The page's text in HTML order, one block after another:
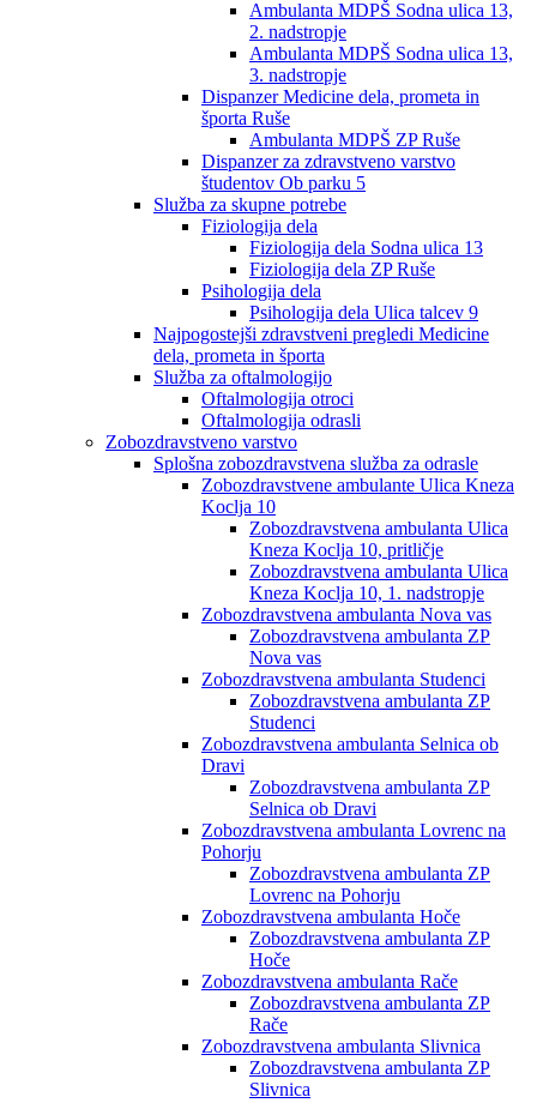
Ambulanta MDPŠ Sodna ulica 13,
2. nadstropje
Ambulanta MDPŠ Sodna ulica 13,
3. nadstropje
Dispanzer Medicine dela, prometa in
športa Ruše
Ambulanta MDPŠ ZP Ruše
Dispanzer za zdravstveno varstvo
študentov Ob parku 5
Služba za skupne potrebe
Fiziologija dela
Fiziologija dela Sodna ulica 13
Fiziologija dela ZP Ruše
Psihologija dela
Psihologija dela Ulica talcev 9
Najpogostejši zdravstveni pregledi Medicine
dela, prometa in športa
Služba za oftalmologijo
Oftalmologija otroci
Oftalmologija odrasli
Zobozdravstveno varstvo
Splošna zobozdravstvena služba za odrasle
Zobozdravstvene ambulante Ulica Kneza
Koclja 10
Zobozdravstvena ambulanta Ulica
Kneza Koclja 10, pritličje
Zobozdravstvena ambulanta Ulica
Kneza Koclja 10, 1. nadstropje
Zobozdravstvena ambulanta Nova vas
Zobozdravstvena ambulanta ZP
Nova vas
Zobozdravstvena ambulanta Studenci
Zobozdravstvena ambulanta ZP
Studenci
Zobozdravstvena ambulanta Selnica ob
Dravi
Zobozdravstvena ambulanta ZP
Selnica ob Dravi
Zobozdravstvena ambulanta Lovrenc na
Pohorju
Zobozdravstvena ambulanta ZP
Lovrenc na Pohorju
Zobozdravstvena ambulanta Hoče
Zobozdravstvena ambulanta ZP
Hoče
Zobozdravstvena ambulanta Rače
Zobozdravstvena ambulanta ZP
Rače
Zobozdravstvena ambulanta Slivnica
Zobozdravstvena ambulanta ZP
Slivnica